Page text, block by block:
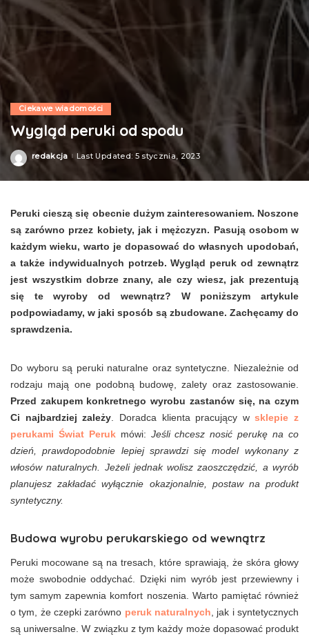
Ciekawe wiadomości
Wygląd peruki od spodu
Posted
redakcja Last Updated: 5 stycznia, 2023
Peruki cieszą się obecnie dużym zainteresowaniem. Noszone
są zarówno przez kobiety, jak i mężczyzn. Pasują osobom w
każdym wieku, warto je dopasować do własnych upodobań,
a także indywidualnych potrzeb. Wygląd peruk od zewnątrz
jest wszystkim dobrze znany, ale czy wiesz, jak prezentują
się te wyroby od wewnątrz? W poniższym artykule
podpowiadamy, w jaki sposób są zbudowane. Zachęcamy do
sprawdzenia.
Do wyboru są peruki naturalne oraz syntetyczne. Niezależnie od
rodzaju mają one podobną budowę, zalety oraz zastosowanie.
Przed zakupem konkretnego wyrobu zastanów się, na czym
Ci najbardziej zależy . Doradca klienta pracujący wsklepie z
perukami Świat Perukmówi: Jeśli chcesz nosić perukę na co
dzień, prawdopodobnie lepiej sprawdzi się model wykonany z
włosów naturalnych. Jeżeli jednak wolisz zaoszczędzić, a wyrób
planujesz zakładać wyłącznie okazjonalnie, postaw na produkt
syntetyczny.
Budowa wyrobu perukarskiego od wewnątrz
Peruki mocowane są na tresach, które sprawiają, że skóra głowy
może swobodnie oddychać. Dzięki nim wyrób jest przewiewny i
tym samym zapewnia komfort noszenia. Warto pamiętać również
o tym, że czepki zarówno peruk naturalnych , jak i syntetycznych
są uniwersalne. W związku z tym każdy może dopasować produkt